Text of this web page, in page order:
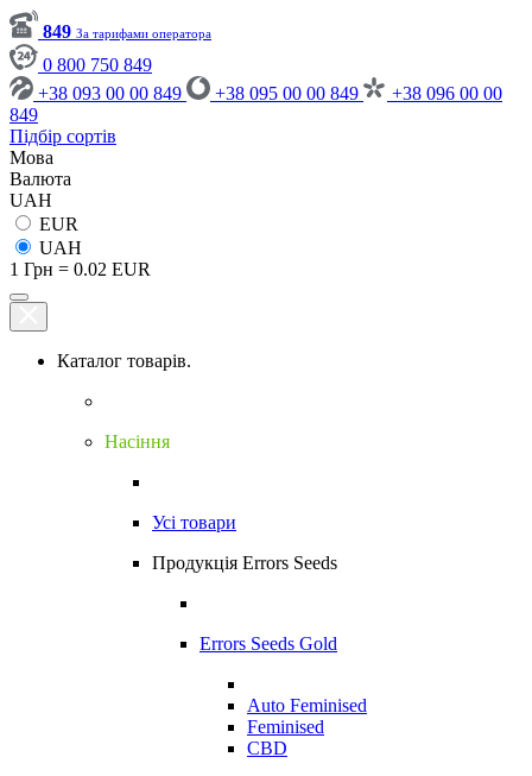
849 За тарифами оператора
0 800 750 849
+38 093 00 00 849
+38 095 00 00 849
+38 096 00 00
849
Підбір сортів
Мова
Валюта
UAH
EUR
UAH
1 Грн = 0.02 EUR
Каталог товарів.
Насіння
Усі товари
Продукція Errors Seeds
Errors Seeds Gold
Auto Feminised
Feminised
CBD